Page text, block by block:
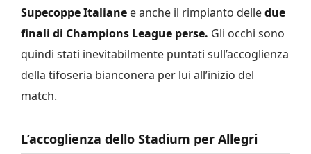
Supecoppe Italiane e anche il rimpianto delledue
finali di Champions League perse. Gli occhi sono
quindi stati inevitabilmente puntati sull’accoglienza
della tifoseria bianconera per lui all’inizio del
match.
L’accoglienza dello Stadium per Allegri